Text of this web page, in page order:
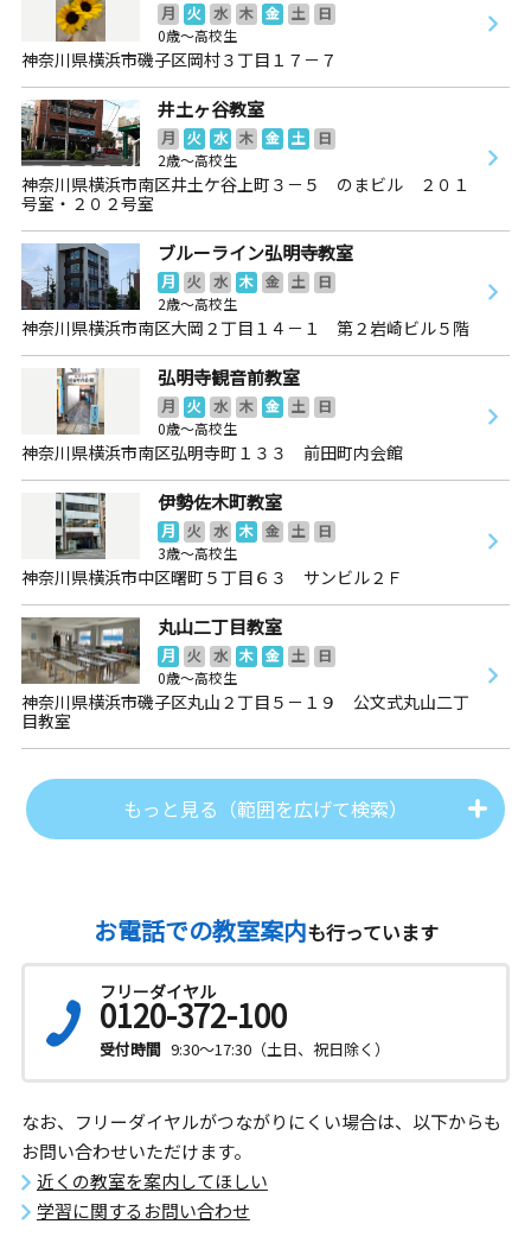
月 火 水 木 金 土
日
0歳～高校生
神奈川県横浜市磯子区岡村３丁目１７－７
井土ヶ谷教室
月 火 水 木 金 土
日
2歳～高校生
神奈川県横浜市南区井土ケ谷上町３－５ のまビル ２０１
号室・２０２号室
ブルーライン弘明寺教室
月 火 水 木 金 土
日
2歳～高校生
神奈川県横浜市南区大岡２丁目１４－１ 第２岩崎ビル５階
弘明寺観音前教室
月 火 水 木 金 土
日
0歳～高校生
神奈川県横浜市南区弘明寺町１３３ 前田町内会館
伊勢佐木町教室
月 火 水 木 金 土
日
3歳～高校生
神奈川県横浜市中区曙町５丁目６３ サンビル２Ｆ
丸山二丁目教室
月 火 水 木 金 土
日
0歳～高校生
神奈川県横浜市磯子区丸山２丁目５－１９ 公文式丸山二丁
目教室
もっと見る（範囲を広げて検索）
お電話での教室案内も行っています
フリーダイヤル
0120-372-100
受付時間 9:30～17:30（土日、祝日除く）
なお、フリーダイヤルがつながりにくい場合は、以下からも
お問い合わせいただけます。
近くの教室を案内してほしい
学習に関するお問い合わせ